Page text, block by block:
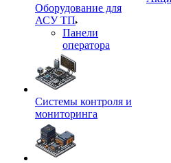
Оборудование для
АСУ ТП
Панели
оператора
Системы контроля и
мониторинга